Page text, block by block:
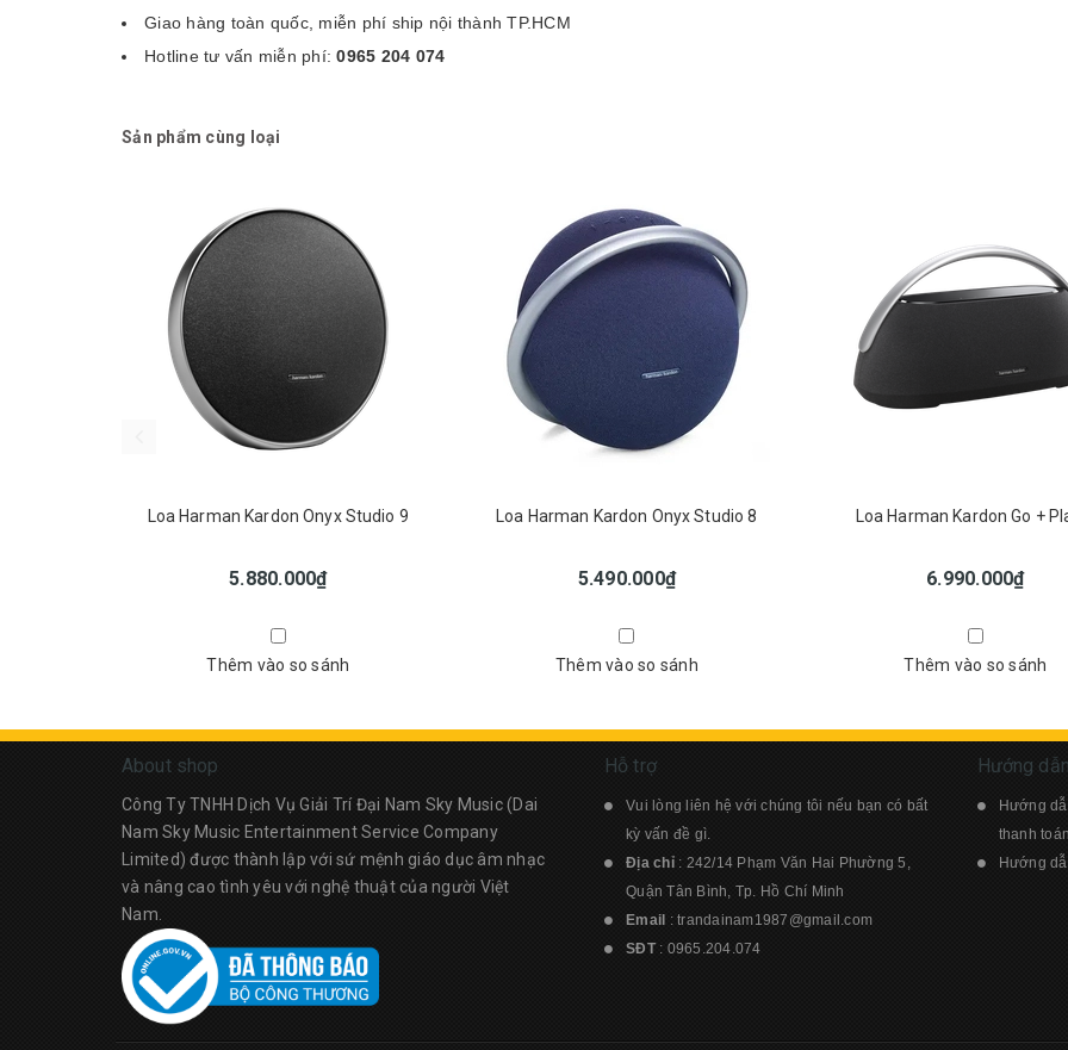
Giao hàng toàn quốc, miễn phí ship nội thành TP.HCM
Hotline tư vấn miễn phí:0965 204 074
Sản phẩm cùng loại
Loa Harman Kardon Onyx Studio 9
5.880.000₫
Thêm vào so sánh
Loa Harman Kardon Onyx Studio 8
5.490.000₫
Thêm vào so sánh
Loa Harman Kardon Go +
6.990.000₫
Thêm vào so sánh
About shop
Công Ty TNHH Dịch Vụ Giải Trí Đại Nam Sky Music (Dai
Nam Sky Music Entertainment Service Company
Limited) được thành lập với sứ mệnh giáo dục âm nhạc
và nâng cao tình yêu với nghệ thuật của người Việt
Nam.
Hỗ trợ
Vui lòng liên hệ với chúng tôi nếu bạn có bất
kỳ vấn đề gì.
Địa chỉ : 242/14 Phạm Văn Hai Phường 5,
Quận Tân Bình, Tp. Hồ Chí Minh
Email : trandainam1987@gmail.com
SĐT : 0965.204.074
Hướng dẫn
Hướng
thanh toán
Hướng